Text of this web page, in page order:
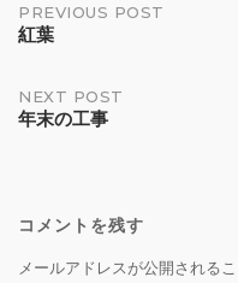
Post
PREVIOUS POST
紅葉
NEXT POST
年末の工事
コメントを残す
メールアドレスが公開されるこ